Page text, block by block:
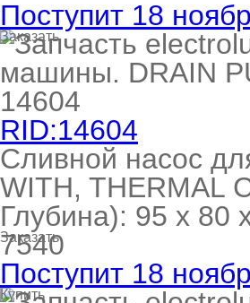
Поступит 18
Заказать
RID:14604
Сливной насос
WITH, THERMAL
Глубина): 95 x 80
Заказать
7540
Поступит 18
Купить